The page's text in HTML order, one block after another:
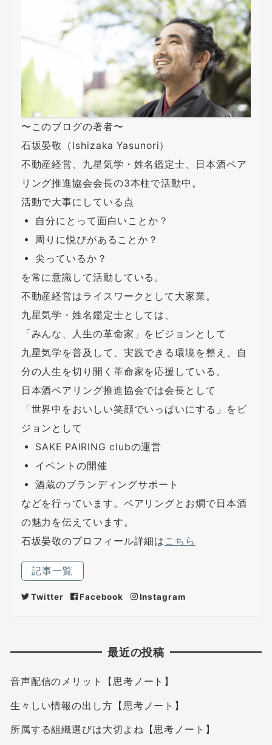
〜このブログの著者〜
石坂晏敬（Ishizaka Yasunori）
不動産経営、九星気学・姓名鑑定士、日本酒ペア
リング推進協会会長の3本柱で活動中。
活動で大事にしている点
自分にとって面白いことか？
周りに悦びがあることか？
尖っているか？
を常に意識して活動している。
不動産経営はライスワークとして大家業。
九星気学・姓名鑑定士としては、
「みんな、人生の革命家」をビジョンとして
九星気学を普及して、実践できる環境を整え、自
分の人生を切り開く革命家を応援している。
日本酒ペアリング推進協会では会長として
「世界中をおいしい笑顔でいっぱいにする」をビ
ジョンとして
SAKE PAIRING clubの運営
イベントの開催
酒蔵のブランディングサポート
などを行っています。ペアリングとお燗で日本酒
の魅力を伝えています。
石坂晏敬のプロフィール詳細は こちら
記事一覧
Twitter Facebook Instagram
最近の投稿
音声配信のメリット【思考ノート】
生々しい情報の出し方【思考ノート】
所属する組織選びは大切よね【思考ノート】